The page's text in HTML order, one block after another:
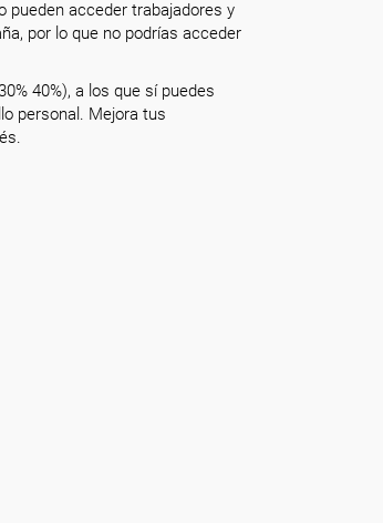
pueden acceder trabajadores y
por lo que no podrías acceder
40%), a los que sí puedes
personal. Mejora tus